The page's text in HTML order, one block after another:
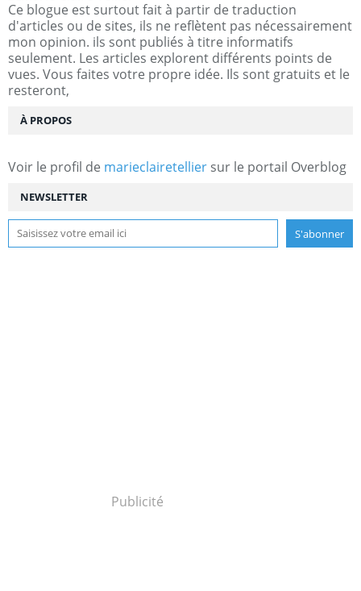
NEWSLETTER
Ce blogue est surtout fait à partir de traduction
d'articles ou de sites, ils ne reflètent pas nécessairement
mon opinion. ils sont publiés à titre informatifs
seulement. Les articles explorent différents points de
vues. Vous faites votre propre idée. Ils sont gratuits et le
resteront,
À PROPOS
Voir le profil de marieclairetellier sur le portail Overblog
Publicité